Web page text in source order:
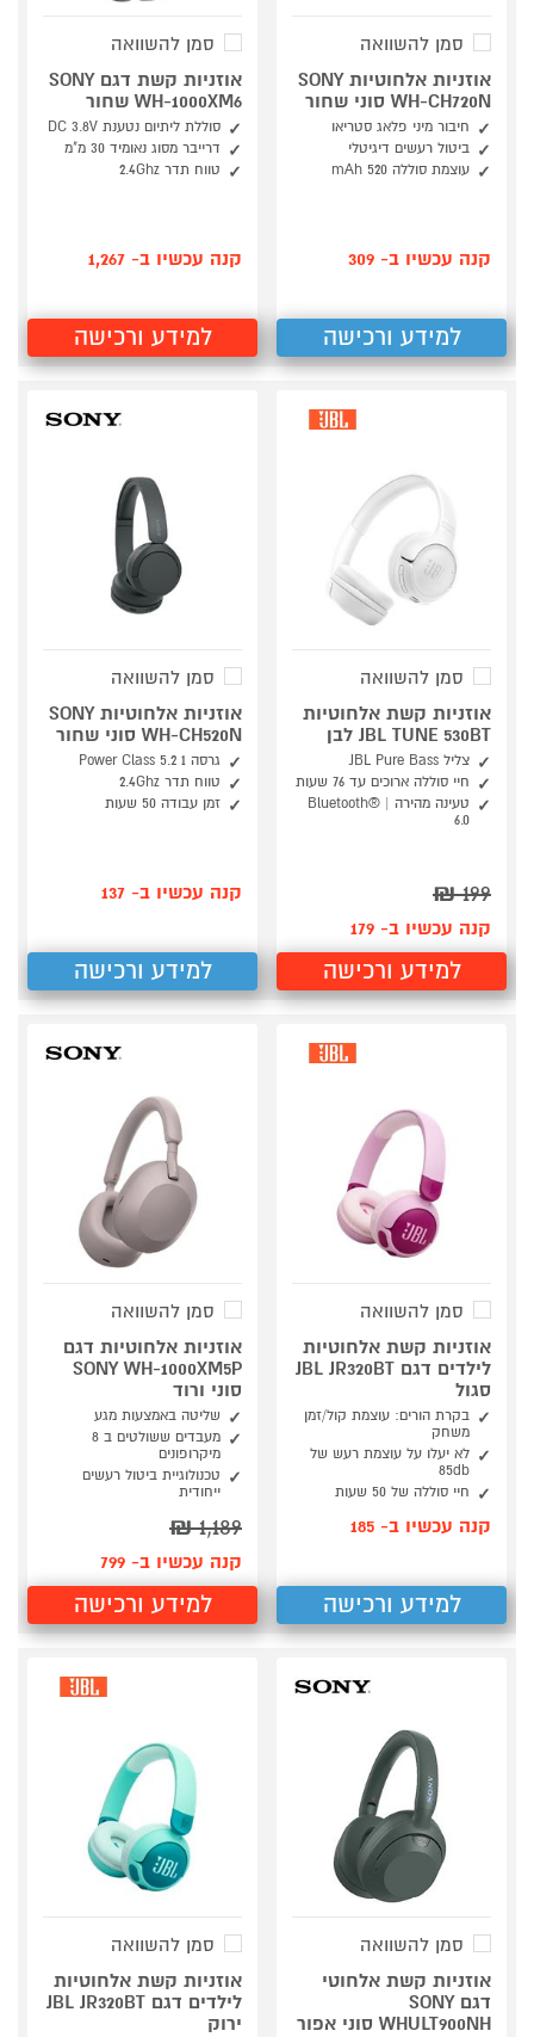
סמן להשוואה
אוזניות אלחוטיות SONY
WH-CH720N סוני שחור
חיבור מיני פלאג סטריאו
ביטול רעשים דיגיטלי
עוצמת סוללה 520 mAh
קנה עכשיו ב- 309
למידע ורכישה
סמן להשוואה
אוזניות קשת דגם SONY
WH-1000XM6 שחור
סוללת ליתיום נטענת DC 3.8V
דרייבר מסוג נאומיד 30 מ"מ
טווח תדר 2.4Ghz
קנה עכשיו ב- 1,267
למידע ורכישה
סמן להשוואה
אוזניות קשת אלחוטיות
JBL TUNE 530BT לבן
צליל JBL Pure Bass
חיי סוללה ארוכים עד 76 שעות
טעינה מהירה | Bluetooth®
6.0
199
₪
קנה עכשיו ב- 179
למידע ורכישה
סמן להשוואה
אוזניות אלחוטיות SONY
WH-CH520N סוני שחור
גרסה 1 Power Class 5.2
טווח תדר 2.4Ghz
זמן עבודה 50 שעות
קנה עכשיו ב- 137
למידע ורכישה
סמן להשוואה
אוזניות קשת אלחוטיות
לילדים דגם JBL JR320BT
סגול
בקרת הורים: עוצמת קול/זמן
משחק
לא יעלו על עוצמת רעש של
85db
חיי סוללה של 50 שעות
קנה עכשיו ב- 185
למידע ורכישה
סמן להשוואה
אוזניות אלחוטיות דגם
SONY WH-1000XM5P
סוני ורוד
שליטה באמצעות מגע
מעבדים ששולטים ב 8
מיקרופונים
טכנולוגיית ביטול רעשים
ייחודית
1,189
₪
קנה עכשיו ב- 799
למידע ורכישה
סמן להשוואה
אוזניות קשת אלחוטי
דגם SONY
WHULT900NH סוני אפור
סמן להשוואה
אוזניות קשת אלחוטיות
לילדים דגם JBL JR320BT
ירוק